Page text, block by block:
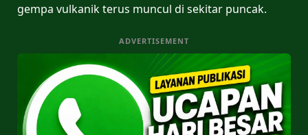
gempa vulkanik terus muncul di sekitar puncak.
ADVERTISEMENT